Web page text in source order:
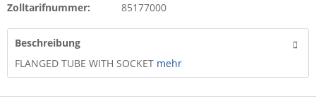
Zolltarifnummer:
85177000
Beschreibung
FLANGED TUBE WITH SOCKET mehr